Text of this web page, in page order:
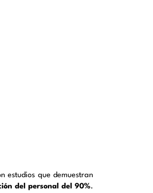
estudios que demuestran
del personal del 90%.